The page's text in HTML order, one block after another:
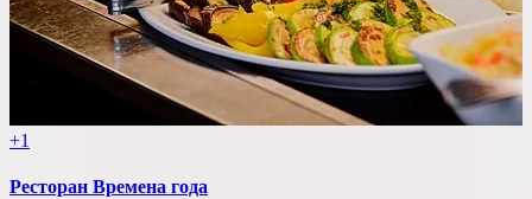
+1
Ресторан Времена года